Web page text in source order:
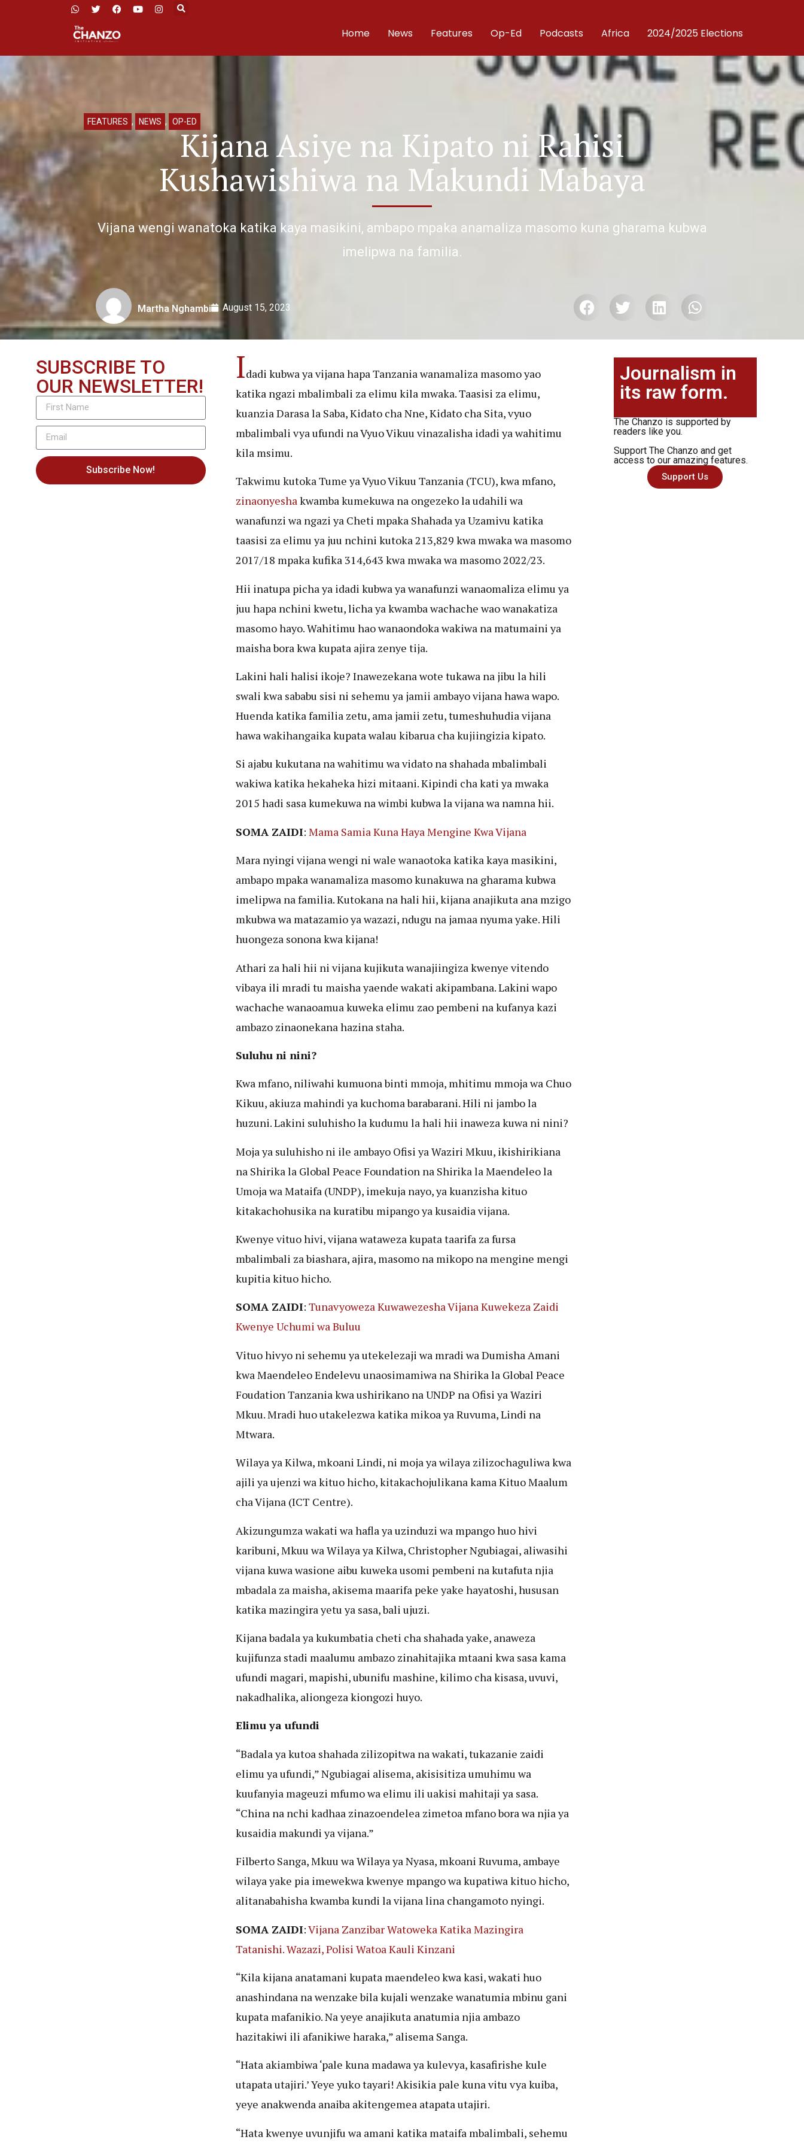
Home News Features Op-Ed Podcasts Africa 2024/2025 Elections
FEATURES , NEWS , OP-ED
Kijana Asiye na Kipato ni Rahisi
Kushawishiwa na Makundi Mabaya
Vijana wengi wanatoka katika kaya masikini, ambapo mpaka anamaliza masomo kuna gharama kubwa
imelipwa na familia.
Martha Nghambi August 15, 2023
SUBSCRIBE TO
OUR NEWSLETTER!
Subscribe Now!
Idadi kubwa ya vijana hapa Tanzania wanamaliza masomo yao
katika ngazi mbalimbali za elimu kila mwaka. Taasisi za elimu,
kuanzia Darasa la Saba, Kidato cha Nne, Kidato cha Sita, vyuo
mbalimbali vya ufundi na Vyuo Vikuu vinazalisha idadi ya wahitimu
kila msimu.
Takwimu kutoka Tume ya Vyuo Vikuu Tanzania (TCU), kwa mfano,
zinaonyeshakwamba kumekuwa na ongezeko la udahili wa
wanafunzi wa ngazi ya Cheti mpaka Shahada ya Uzamivu katika
taasisi za elimu ya juu nchini kutoka 213,829 kwa mwaka wa masomo
2017/18 mpaka kufika 314,643 kwa mwaka wa masomo 2022/23.
Hii inatupa picha ya idadi kubwa ya wanafunzi wanaomaliza elimu ya
juu hapa nchini kwetu, licha ya kwamba wachache wao wanakatiza
masomo hayo. Wahitimu hao wanaondoka wakiwa na matumaini ya
maisha bora kwa kupata ajira zenye tija.
Lakini hali halisi ikoje? Inawezekana wote tukawa na jibu la hili
swali kwa sababu sisi ni sehemu ya jamii ambayo vijana hawa wapo.
Huenda katika familia zetu, ama jamii zetu, tumeshuhudia vijana
hawa wakihangaika kupata walau kibarua cha kujiingizia kipato.
Si ajabu kukutana na wahitimu wa vidato na shahada mbalimbali
wakiwa katika hekaheka hizi mitaani. Kipindi cha kati ya mwaka
2015 hadi sasa kumekuwa na wimbi kubwa la vijana wa namna hii.
SOMA ZAIDI: Mama Samia Kuna Haya Mengine Kwa Vijana
Mara nyingi vijana wengi ni wale wanaotoka katika kaya masikini,
ambapo mpaka wanamaliza masomo kunakuwa na gharama kubwa
imelipwa na familia. Kutokana na hali hii, kijana anajikuta ana mzigo
mkubwa wa matazamio ya wazazi, ndugu na jamaa nyuma yake. Hili
huongeza sonona kwa kijana!
Athari za hali hii ni vijana kujikuta wanajiingiza kwenye vitendo
vibaya ili mradi tu maisha yaende wakati akipambana. Lakini wapo
wachache wanaoamua kuweka elimu zao pembeni na kufanya kazi
ambazo zinaonekana hazina staha.
Suluhu ni nini?
Kwa mfano, niliwahi kumuona binti mmoja, mhitimu mmoja wa Chuo
Kikuu, akiuza mahindi ya kuchoma barabarani. Hili ni jambo la
huzuni. Lakini suluhisho la kudumu la hali hii inaweza kuwa ni nini?
Moja ya suluhisho ni ile ambayo Ofisi ya Waziri Mkuu, ikishirikiana
na Shirika la Global Peace Foundation na Shirika la Maendeleo la
Umoja wa Mataifa (UNDP), imekuja nayo, ya kuanzisha kituo
kitakachohusika na kuratibu mipango ya kusaidia vijana.
Kwenye vituo hivi, vijana wataweza kupata taarifa za fursa
mbalimbali za biashara, ajira, masomo na mikopo na mengine mengi
kupitia kituo hicho.
SOMA ZAIDI: Tunavyoweza Kuwawezesha Vijana Kuwekeza Zaidi
Kwenye Uchumi wa Buluu
Vituo hivyo ni sehemu ya utekelezaji wa mradi wa Dumisha Amani
kwa Maendeleo Endelevu unaosimamiwa na Shirika la Global Peace
Foudation Tanzania kwa ushirikano na UNDP na Ofisi ya Waziri
Mkuu. Mradi huo utakelezwa katika mikoa ya Ruvuma, Lindi na
Mtwara.
Wilaya ya Kilwa, mkoani Lindi, ni moja ya wilaya zilizochaguliwa kwa
ajili ya ujenzi wa kituo hicho, kitakachojulikana kama Kituo Maalum
cha Vijana (ICT Centre).
Akizungumza wakati wa hafla ya uzinduzi wa mpango huo hivi
karibuni, Mkuu wa Wilaya ya Kilwa, Christopher Ngubiagai, aliwasihi
vijana kuwa wasione aibu kuweka usomi pembeni na kutafuta njia
mbadala za maisha, akisema maarifa peke yake hayatoshi, hususan
katika mazingira yetu ya sasa, bali ujuzi.
Kijana badala ya kukumbatia cheti cha shahada yake, anaweza
kujifunza stadi maalumu ambazo zinahitajika mtaani kwa sasa kama
ufundi magari, mapishi, ubunifu mashine, kilimo cha kisasa, uvuvi,
nakadhalika, aliongeza kiongozi huyo.
Elimu ya ufundi
“Badala ya kutoa shahada zilizopitwa na wakati, tukazanie zaidi
elimu ya ufundi,” Ngubiagai alisema, akisisitiza umuhimu wa
kuufanyia mageuzi mfumo wa elimu ili uakisi mahitaji ya sasa.
“China na nchi kadhaa zinazoendelea zimetoa mfano bora wa njia ya
kusaidia makundi ya vijana.”
Filberto Sanga, Mkuu wa Wilaya ya Nyasa, mkoani Ruvuma, ambaye
wilaya yake pia imewekwa kwenye mpango wa kupatiwa kituo hicho,
alitanabahisha kwamba kundi la vijana lina changamoto nyingi.
SOMA ZAIDI:Vijana Zanzibar Watoweka Katika Mazingira
Tatanishi. Wazazi, Polisi Watoa Kauli Kinzani
“Kila kijana anatamani kupata maendeleo kwa kasi, wakati huo
anashindana na wenzake bila kujali wenzake wanatumia mbinu gani
kupata mafanikio. Na yeye anajikuta anatumia njia ambazo
hazitakiwi ili afanikiwe haraka,” alisema Sanga.
“Hata akiambiwa ‘pale kuna madawa ya kulevya, kasafirishe kule
utapata utajiri.’ Yeye yuko tayari! Akisikia pale kuna vitu vya kuiba,
yeye anakwenda anaiba akitengemea atapata utajiri.
“Hata kwenye uvunjifu wa amani katika mataifa mbalimbali, sehemu
Journalism in
its raw form.
The Chanzo is supported by
readers like you.
Support The Chanzo and get
access to our amazing features.
Support Us